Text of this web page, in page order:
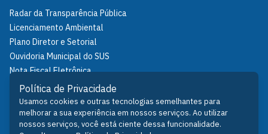
Radar da Transparência Pública
Licenciamento Ambiental
Plano Diretor e Setorial
Ouvidoria Municipal do SUS
Nota Fiscal Eletrônica
IPTU
Política de Privacidade
Fale Conosco
Política de Privacidade
Usamos cookies e outras tecnologias semelhantes para
melhorar a sua experiência em nossos serviços. Ao utilizar
nossos serviços, você está ciente dessa funcionalidade.